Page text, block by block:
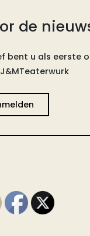
de
bent u als eerste